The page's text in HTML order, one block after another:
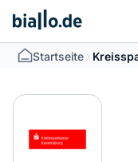
Startseite >